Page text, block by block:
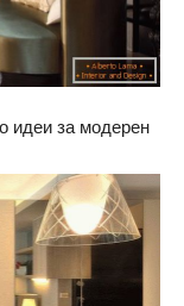
идеи за модерен